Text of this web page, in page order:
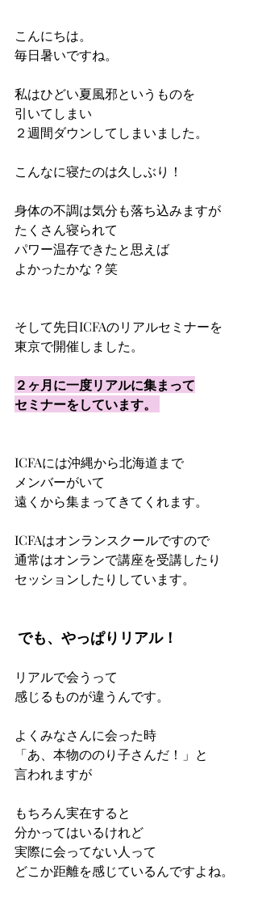
こんにちは。
毎日暑いですね。
私はひどい夏風邪というものを
引いてしまい
２週間ダウンしてしまいました。
こんなに寝たのは久しぶり！
身体の不調は気分も落ち込みますが
たくさん寝られて
パワー温存できたと思えば
よかったかな？笑
そして先日ICFAのリアルセミナーを
東京で開催しました。
２ヶ月に一度リアルに集まって
セミナーをしています。
ICFAには沖縄から北海道まで
メンバーがいて
遠くから集まってきてくれます。
ICFAはオンランスクールですので
通常はオンランで講座を受講したり
セッションしたりしています。
でも、やっぱりリアル！
リアルで会うって
感じるものが違うんです。
よくみなさんに会った時
「あ、本物ののり子さんだ！」と
言われますが
もちろん実在すると
分かってはいるけれど
実際に会ってない人って
どこか距離を感じているんですよね。